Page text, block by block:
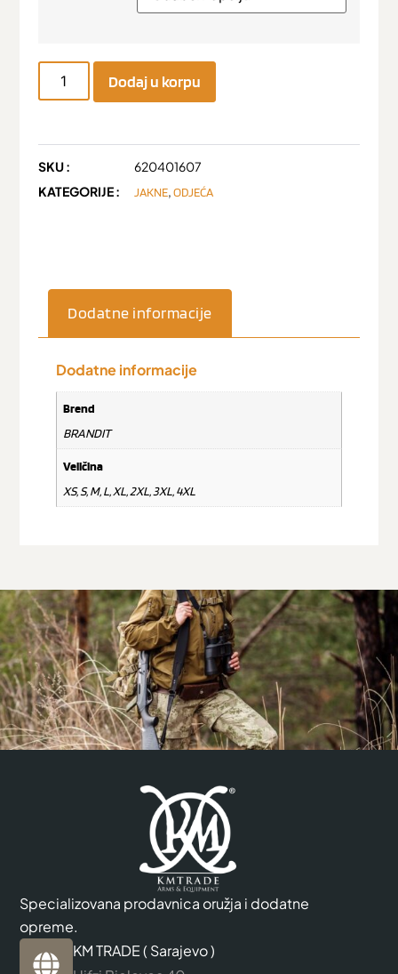
Dodaj u korpu
SKU :
620401607
KATEGORIJE :
JAKNE,ODJEĆA
Dodatne informacije
Dodatne informacije
Brend
BRANDIT
Veličina
XS, S, M, L, XL, 2XL, 3XL, 4XL
Specializovana prodavnica oružja i dodatne
opreme.
KM TRADE ( Sarajevo )